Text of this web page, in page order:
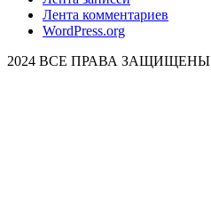
Лента комментариев
WordPress.org
2024 ВСЕ ПРАВА ЗАЩИЩЕНЫ